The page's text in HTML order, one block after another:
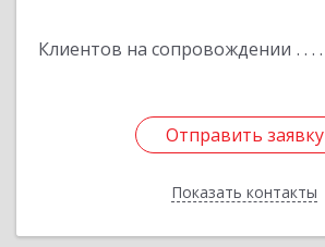
Клиентов на сопровождении
Отправить заявку
Показать контакты
Отправить заявку
Назад